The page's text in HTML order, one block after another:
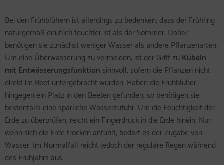
Bei den Frühblühern ist allerdings zu bedenken, dass der Frühling
naturgemäß deutlich feuchter ist als der Sommer. Daher
benötigen sie zunächst weniger Wasser als andere Pflanzenarten.
Um eine Überwässerung zu vermeiden, ist der Griff zu Kübeln
mit Entwässerungsfunktion sinnvoll, sofern die Pflanzen nicht
direkt im Beet untergebracht wurden. Haben die Frühblüher
hingegen ein Platz in den Beeten gefunden, so benötigen sie
bestenfalls eine spärliche Wasserzufuhr. Um die Feuchtigkeit der
Erde zu überprüfen, reicht ein Fingerdruck in die Erde hinein. Nur
wenn sich die Erde trocken anfühlt, bedarf es der Zugabe von
Wasser. Im Normalfall reicht jedoch der reguläre Regen während
des Frühjahrs aus.